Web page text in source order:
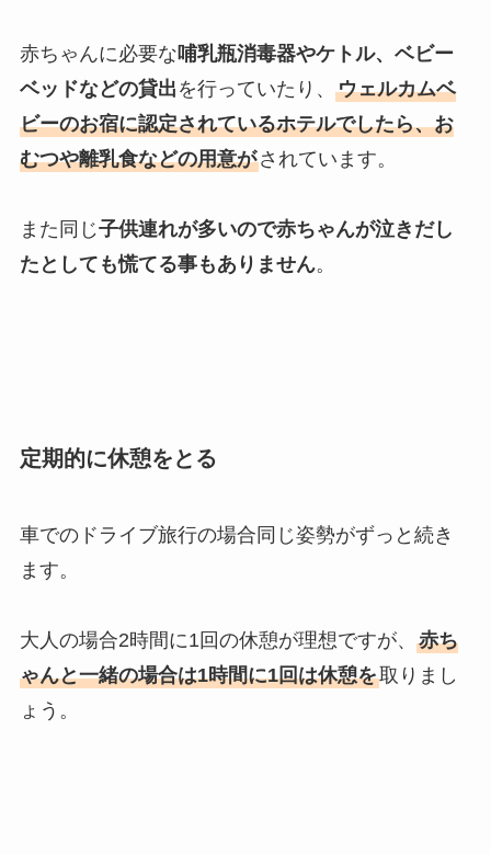
赤ちゃんに必要な哺乳瓶消毒器やケトル、ベビー
ベッドなどの貸出 を行っていたり、 ウェルカムベ
ビーのお宿に認定されているホテルでしたら、お
むつや離乳食などの用意がされています。
また同じ子供連れが多いので赤ちゃんが泣きだし
たとしても慌てる事もありません。
定期的に休憩をとる
車でのドライブ旅行の場合同じ姿勢がずっと続き
ます。
大人の場合2時間に1回の休憩が理想ですが、 赤ち
ゃんと一緒の場合は1時間に1回は休憩を取りまし
ょう。